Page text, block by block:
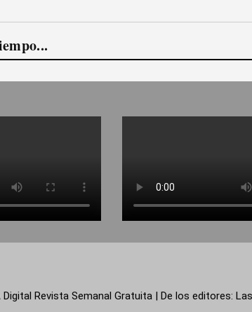
Digital Revista Semanal Gratuita | De los editores: